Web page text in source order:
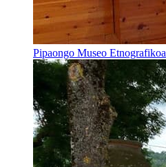
Pipaongo Museo Etnografikoa